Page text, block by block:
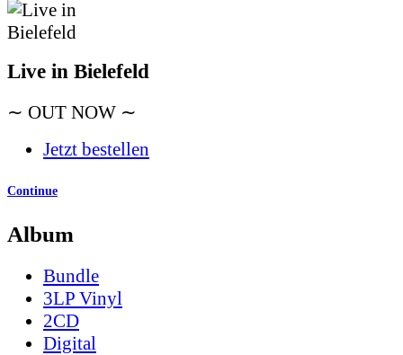
Live in Bielefeld
∼ OUT NOW ∼
Jetzt bestellen
Continue
Album
Bundle
3LP Vinyl
2CD
Digital